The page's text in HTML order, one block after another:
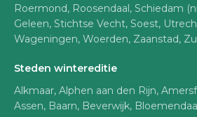
Roermond, Roosendaal, Schiedam
Geleen, Stichtse Vecht, Soest,
Wageningen, Woerden, Zaanstad,
Steden wintereditie
Alkmaar, Alphen aan den Rijn,
Assen, Baarn, Beverwijk,